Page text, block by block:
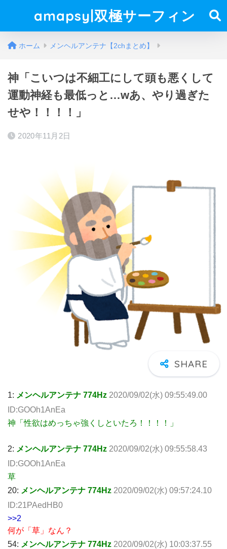
amapsy|双極サーフィン
ホーム メンヘルアンテナ【2chまとめ】
神「こいつは不細工にして頭も悪くして
運動神経も最低っと…wあ、やり過ぎた
せや！！！！」
2020年11月2日
1: メンヘルアンテナ 774Hz 2020/09/02(水) 09:55:49.00
ID:GOOh1AnEa
神「性欲はめっちゃ強くしといたろ！！！！」
2: メンヘルアンテナ 774Hz 2020/09/02(水) 09:55:58.43
ID:GOOh1AnEa
草
20: メンヘルアンテナ 774Hz 2020/09/02(水) 09:57:24.10
ID:21PAedHB0
>>2
何が「草」なん？
54: メンヘルアンテナ 774Hz 2020/09/02(水) 10:03:37.55